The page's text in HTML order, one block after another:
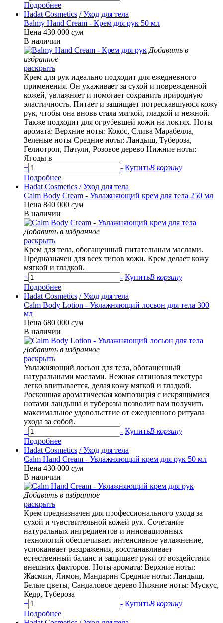
Подробнее
Hadat Cosmetics / Уход для тела
Balmy Hand Cream - Крем для рук 50 мл
Цена 430 000 сум
В наличии
Добавить в
избранное
раскрыть
Крем для рук идеально подходит для ежедневного
применения. Он ухаживает за сухой и поврежденной
кожей, увлажняет и помогает сохранить природную
эластичность. Питает и защищает потрескавшуюся кожу
рук, чтобы она вновь стала мягкой, гладкой и нежной.
Также подходит для огрубевшей кожи на локтях. Ноты
аромата: Верхние ноты: Кокос, Слива Марабелла,
Зеленые ноты Средние ноты: Ландыш, Тубероза,
Гелиотроп, Пачули, Розовое дерево Нижние ноты:
Ягоды в
+
- КупитьВ корзину
Подробнее
Hadat Cosmetics / Уход для тела
Calm Body Cream - Увлажняющий крем для тела 250 мл
Цена 840 000 сум
В наличии
Добавить в избранное
раскрыть
Крем для тела, обогащенный питательным маслами.
Предназначен для всех типов кожи. Крем делает кожу
мягкой и гладкой.
+
- КупитьВ корзину
Подробнее
Hadat Cosmetics / Уход для тела
Calm Body Lotion - Увлажняющий лосьон для тела 300
мл
Цена 680 000 сум
В наличии
Добавить в избранное
раскрыть
Увлажняющий лосьон для тела, обогащенный
натуральными маслами. Нежная сатиновая текстура
легко впитывается, делая кожу мягкой и гладкой.
Роскошная ароматическая композиция с искрящимися
нотами ландыша и туберозы позволит вам получить
максимальное удовольствие от ежедневного ритуала
ухода за собой.
+
- КупитьВ корзину
Подробнее
Hadat Cosmetics / Уход для тела
Calm Hand Cream - Увлажняющий крем для рук 50 мл
Цена 430 000 сум
В наличии
Добавить в избранное
раскрыть
Крем предназначен для профессионального ухода за
сухой и чувствительной кожей рук. Сочетание
натуральных ингредиентов и инновационных
технологий обеспечивает интенсивное увлажнение,
успокаивает раздражения, восстанавливает
естественный баланс и защищает руки от воздействия
внешних факторов. Ноты аромата: Верхние ноты:
Жасмин, Лимон, Мандарин Средние ноты: Ландыш,
Белые цветы, Сандаловое дерево Нижние ноты: Мускус,
Кедр, Тубероза
+
- КупитьВ корзину
Подробнее